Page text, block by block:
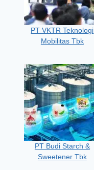
PT VKTR Teknologi
Mobilitas Tbk
PT Budi Starch &
Sweetener Tbk